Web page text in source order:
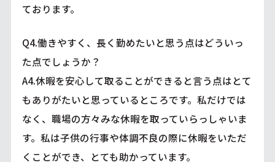
ております。
Q4.働きやすく、長く勤めたいと思う点はどういっ
た点でしょうか？
A4.休暇を安心して取ることができると言う点はとて
もありがたいと思っているところです。私だけでは
なく、職場の方々みな休暇を取っていらっしゃいま
す。私は子供の行事や体調不良の際に休暇をいただ
くことができ、とても助かっています。